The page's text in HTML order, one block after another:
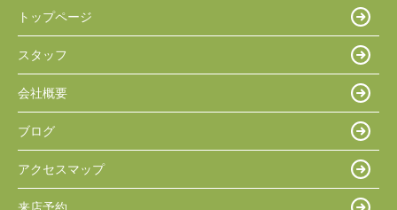
トップページ
スタッフ
会社概要
ブログ
アクセスマップ